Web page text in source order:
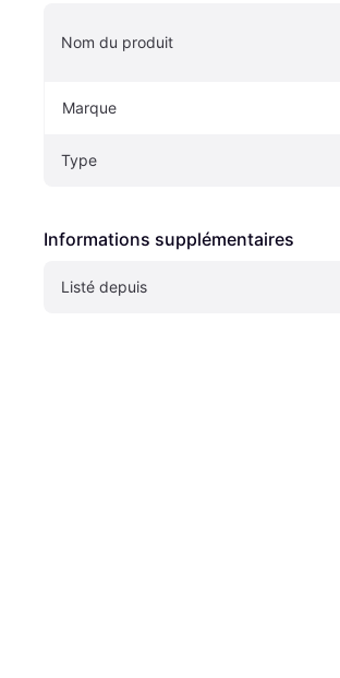
Nom du produit
Marque
Type
Informations supplémentaires
Listé depuis